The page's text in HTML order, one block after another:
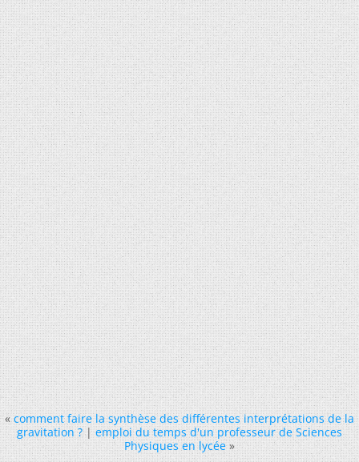
« comment faire la synthèse des différentes interprétations de la
gravitation ?|emploi du temps d'un professeur de Sciences
Physiques en lycée »